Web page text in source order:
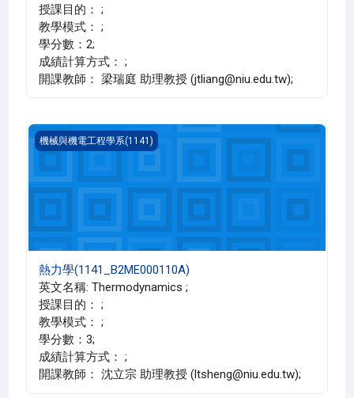
授課目的： ;
教學模式： ;
學分數：2;
成績計算方式： ;
開課教師： 梁瑞庭 助理教授 (jtliang@niu.edu.tw);
熱力學(1141_B2ME000110A)
機械與機電工程學系(1141)
熱力學(1141_B2ME000110A)
英文名稱: Thermodynamics ;
授課目的： ;
教學模式： ;
學分數：3;
成績計算方式： ;
開課教師： 沈立宗 助理教授 (ltsheng@niu.edu.tw);